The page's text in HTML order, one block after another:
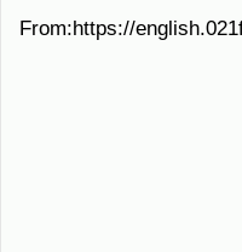
From:https://